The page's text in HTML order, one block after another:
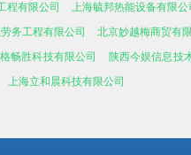
程有限公司 上海毓邦热能设备有限公
务工程有限公司 北京妙越梅商贸有
畅胜科技有限公司 陕西今娱信息技
上海立和晨科技有限公司